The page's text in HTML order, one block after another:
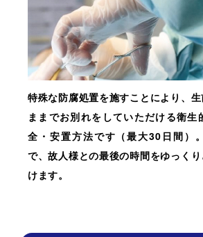
特殊な防腐処置を施すことにより、
ままでお別れをしていただける衛生
全・安置方法です（最大30日間）
で、故人様との最後の時間をゆっく
けます。